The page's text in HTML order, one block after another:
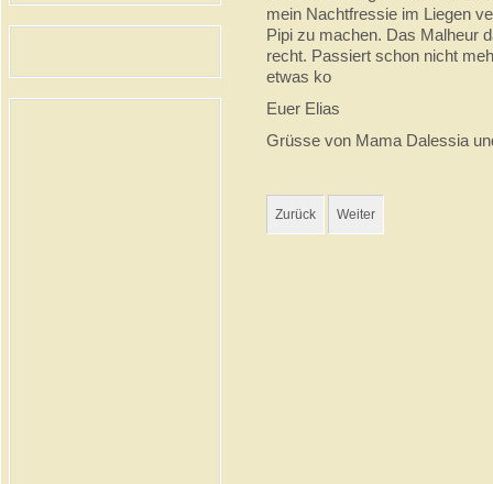
mein Nachtfressie im Liegen
Pipi zu machen. Das Malheur
recht. Passiert schon nicht
etwas ko
Euer Elias
Grüsse von Mama Dalessia
Zurück Weiter